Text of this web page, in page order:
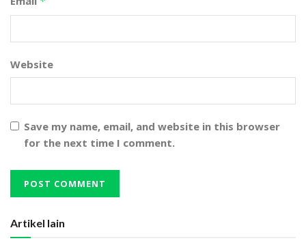
Website
Save my name, email, and website in this browser
for the next time I comment.
Artikel lain